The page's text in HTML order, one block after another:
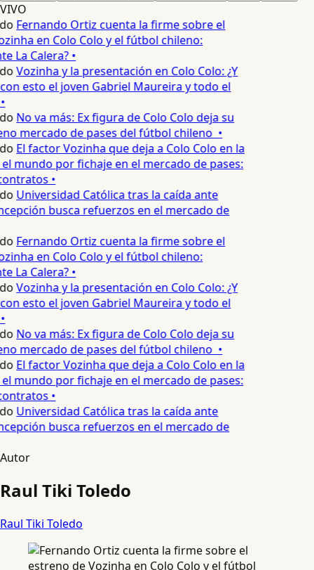
VIVO
Fernando Ortiz cuenta la firme sobre el
en Colo Colo y el fútbol chileno:
La Calera? •
Vozinha y la presentación en Colo Colo: ¿Y
esto el joven Gabriel Maureira y todo el
No va más: Ex figura de Colo Colo deja su
mercado de pases del fútbol chileno •
El factor Vozinha que deja a Colo Colo en la
mundo por fichaje en el mercado de pases:
•
Universidad Católica tras la caída ante
busca refuerzos en el mercado de
Fernando Ortiz cuenta la firme sobre el
en Colo Colo y el fútbol chileno:
La Calera? •
Vozinha y la presentación en Colo Colo: ¿Y
esto el joven Gabriel Maureira y todo el
No va más: Ex figura de Colo Colo deja su
mercado de pases del fútbol chileno •
El factor Vozinha que deja a Colo Colo en la
mundo por fichaje en el mercado de pases:
•
Universidad Católica tras la caída ante
busca refuerzos en el mercado de
Autor
Raul Tiki Toledo
Raul Tiki Toledo